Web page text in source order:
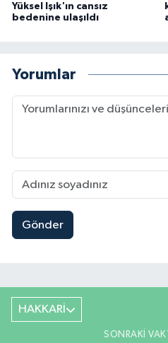
Yüksel Işık'ın cansız
bedenine ulaşıldı
Yorumlar
Gönder
HAKKARİ
SONRAKI